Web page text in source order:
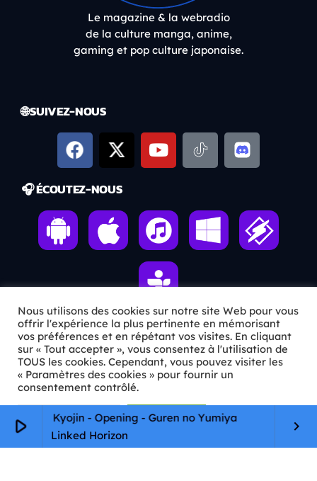
play_arrowNo Kyojin - Opening - Guren no Yumiya
Linked Horizon
keyboard_arrow_right
Le magazine & la webradio
de la culture manga, anime,
gaming et pop culture japonaise.
🌐 SUIVEZ-NOUS
🎧 ÉCOUTEZ-NOUS
ℹ️ INFOS PRATIQUES
✉️Contact
🦊Qui sommes-nous ?
📄
Mentions légales
Nous utilisons des cookies sur notre site Web pour vous
offrir l'expérience la plus pertinente en mémorisant
vos préférences et en répétant vos visites. En cliquant
sur « Tout accepter », vous consentez à l'utilisation de
TOUS les cookies. Cependant, vous pouvez visiter les
« Paramètres des cookies » pour fournir un
consentement contrôlé.
Paramètres Cookie Tout accepter